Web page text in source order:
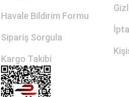
Havale Bildirim Formu
Sipariş Sorgula
Kargo Takibi